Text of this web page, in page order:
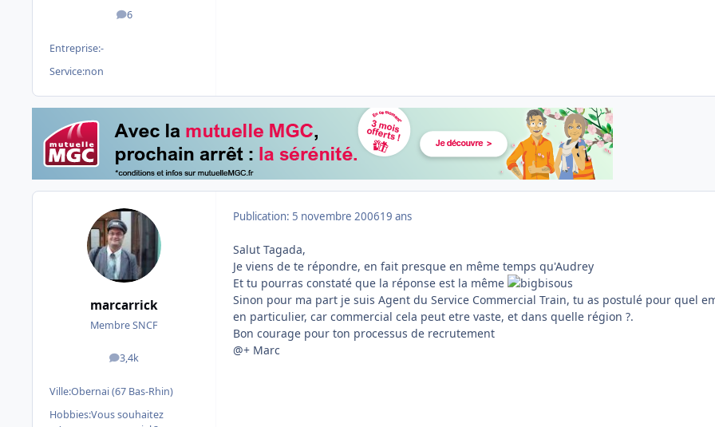
6
messages
Entreprise:-
Service:non
marcarrick
Membre SNCF
3,4k
messages
Ville:Obernai (67 Bas-Rhin)
Hobbies:Vous souhaitez
Publication: 5 novembre 200619 ans
Salut Tagada,
Je viens de te répondre, en fait presque en même temps qu'Audrey
Et tu pourras constaté que la réponse est la même
Sinon pour ma part je suis Agent du Service Commercial Train, tu as postulé pour quel
en particulier, car commercial cela peut etre vaste, et dans quelle région ?.
Bon courage pour ton processus de recrutement
@+ Marc